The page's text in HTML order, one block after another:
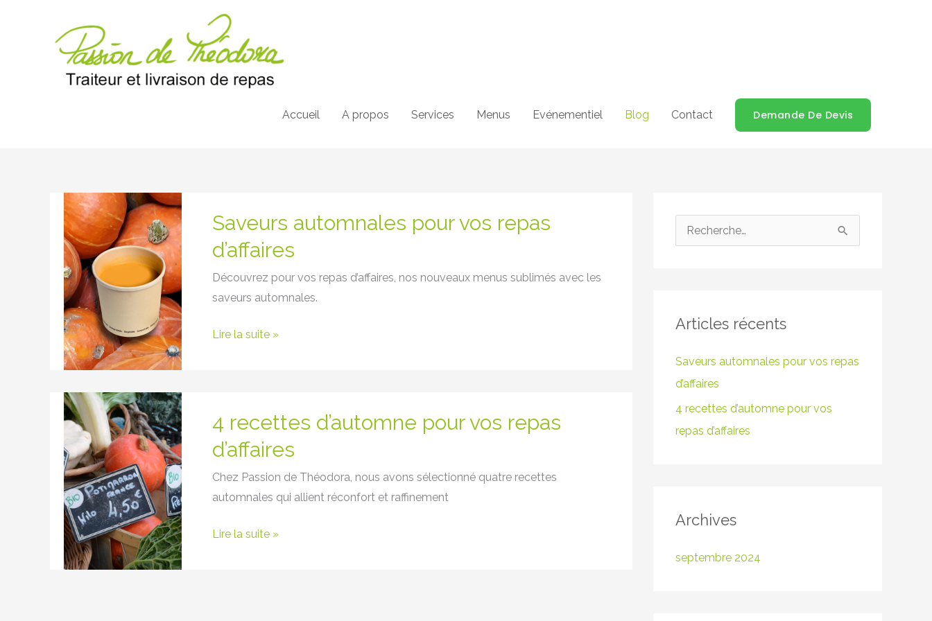
Accueil A propos Services Menus Evénementiel Blog Contact Demande De Devis
Saveurs automnales pour vos repas
d’affaires
Découvrez pour vos repas d’affaires, nos nouveaux menus sublimés avec les
saveurs automnales.
automnales
pour
repas
d’affaires
Lire la suite »
4 recettes d’automne pour vos repas
d’affaires
Chez Passion de Théodora, nous avons sélectionné quatre recettes
automnales qui allient réconfort et raffinement
recettes
d’automne
vos
repas
Lire la suite »
e
c
h
e
r
Articles récents
Saveurs automnales pour vos repas
d’affaires
4 recettes d’automne pour vos
repas d’affaires
Archives
septembre 2024